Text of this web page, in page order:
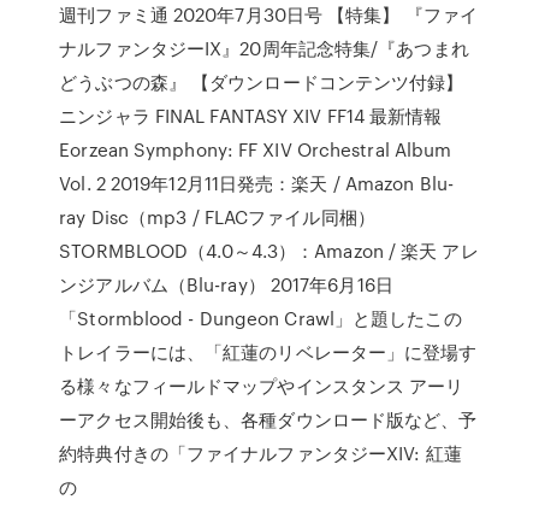
週刊ファミ通 2020年7月30日号 【特集】 『ファイ
ナルファンタジーIX』20周年記念特集/『あつまれ
どうぶつの森』 【ダウンロードコンテンツ付録】
ニンジャラ FINAL FANTASY XIV FF14 最新情報
Eorzean Symphony: FF XIV Orchestral Album
Vol. 2 2019年12月11日発売：楽天 / Amazon Blu-
ray Disc（mp3 / FLACファイル同梱）
STORMBLOOD（4.0～4.3）：Amazon / 楽天 アレ
ンジアルバム（Blu-ray） 2017年6月16日
「Stormblood - Dungeon Crawl」と題したこの
トレイラーには、「紅蓮のリベレーター」に登場す
る様々なフィールドマップやインスタンス アーリ
ーアクセス開始後も、各種ダウンロード版など、予
約特典付きの「ファイナルファンタジーXIV: 紅蓮
の